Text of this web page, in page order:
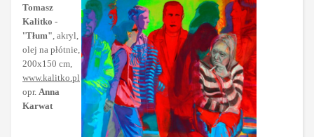
Tomasz
Kalitko -
"Tłum", akryl,
olej na płótnie,
200x150 cm,
www.kalitko.pl
opr. Anna
Karwat